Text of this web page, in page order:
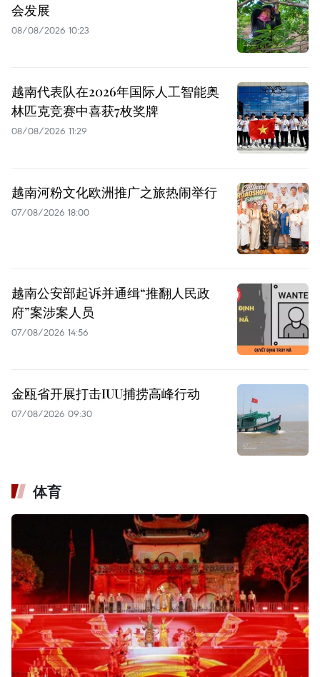
会发展
08/08/2026 10:23
越南代表队在2026年国际人工智能奥
林匹克竞赛中喜获7枚奖牌
08/08/2026 11:29
越南河粉文化欧洲推广之旅热闹举行
07/08/2026 18:00
越南公安部起诉并通缉“推翻人民政
府”案涉案人员
07/08/2026 14:56
金瓯省开展打击IUU捕捞高峰行动
07/08/2026 09:30
体育